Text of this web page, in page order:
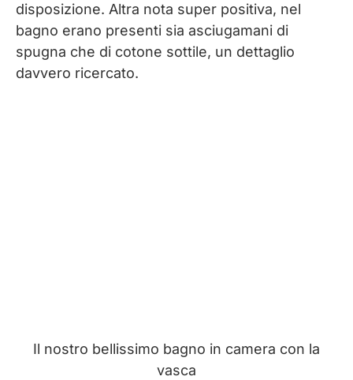
disposizione. Altra nota super positiva, nel
bagno erano presenti sia asciugamani di
spugna che di cotone sottile, un dettaglio
davvero ricercato.
Il nostro bellissimo bagno in camera con la
vasca